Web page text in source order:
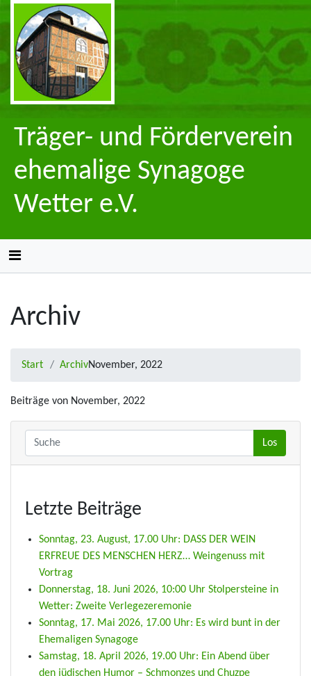
Träger- und Förderverein
ehemalige Synagoge
Wetter e.V.
Archiv
Start ArchivNovember, 2022
Beiträge von November, 2022
Letzte Beiträge
Sonntag, 23. August, 17.00 Uhr: DASS DER WEIN
ERFREUE DES MENSCHEN HERZ… Weingenuss mit
Vortrag
Donnerstag, 18. Juni 2026, 10:00 Uhr Stolpersteine in
Wetter: Zweite Verlegezeremonie
Sonntag, 17. Mai 2026, 17.00 Uhr: Es wird bunt in der
Ehemaligen Synagoge
Samstag, 18. April 2026, 19.00 Uhr: Ein Abend über
den jüdischen Humor – Schmonzes und Chuzpe